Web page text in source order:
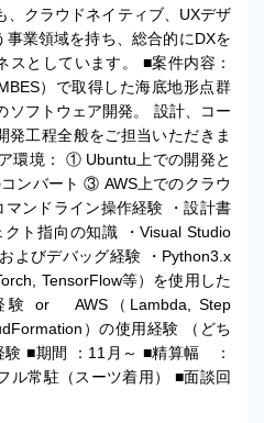
、クラウドネイティブ、UXデザ
業領域を持ち、総合的にDXを
スとしています。 ■案件内容：
）で取得した海底地形点群
ソフトウェア開発。 設計、コー
発工程全般をご担当いただきま
環境： ① Ubuntu上での開発と
ンバート ③ AWS上でのクラウ
マンドライン操作経験 ・設計書
ト指向の知識 ・Visual Studio
よびデバッグ経験 ・Python3.x
TensorFlow等）を使用した
験 or AWS（Lambda, Step
）の使用経験 （どち
験 ■期間 ：11月～ ■精算幅 ：
ル常駐（スーツ着用） ■面談回